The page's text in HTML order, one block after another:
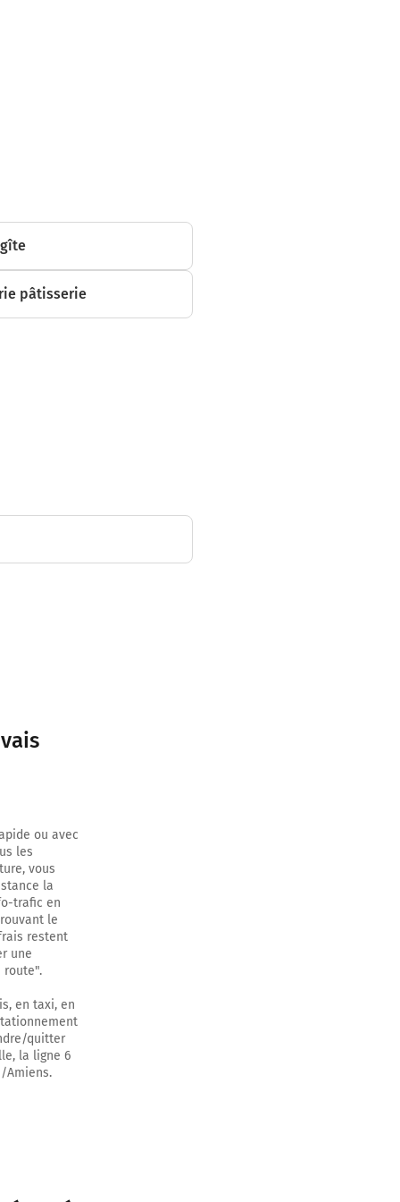
500 mètres
mètres
pâtisserie
ou avec
les
vous
la
trafic en
le
restent
une
route".
en taxi, en
quitter
la ligne 6
Amiens.